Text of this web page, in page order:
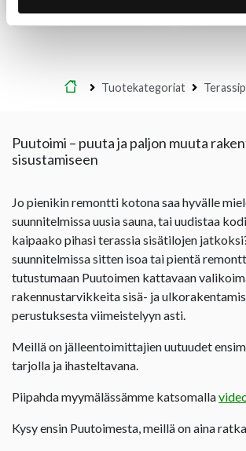
Etusivu
Tuotekategoriat
Puutoimi – puuta ja paljon muuta
sisustamiseen
Jo pienikin remontti kotona saa hyvälle
suunnitelmissa uusia sauna, tai uudistaa
kaipaako pihasi terassia sisätilojen
suunnitelmissa sitten isoa tai pientä
tutustumaan Puutoimen kattavaan
rakennustarvikkeita sisä- ja
perustuksesta viimeistelyyn asti.
Meillä on jälleentoimittajien uutuudet
tarjolla ja ihasteltavana.
Piipahda myymälässämme katsomalla
Kysy ensin Puutoimesta, meillä on aina